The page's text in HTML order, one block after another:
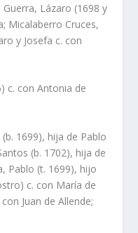
Lázaro (1698 y
Micalaberro Cruces,
y Josefa c. con
c. con Antonia de
1699), hija de Pablo
(b. 1702), hija de
Pablo (t. 1699), hijo
c. con Marí­a de
Juan de Allende;